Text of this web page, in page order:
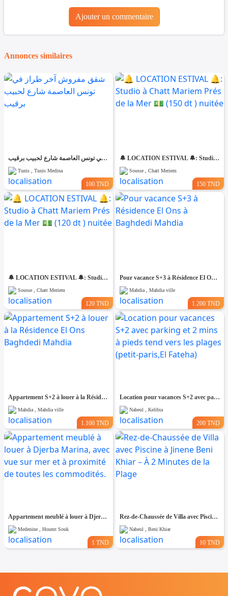
Ajouter un commentaire
Annonces similaires
شقق مفروش آخر طراز في تونس العاصمة شارع لحبيب برقيب
Tunis , Tunis Medina
100 TND
🔔 LOCATION ESTIVAL 🔔: Studio à Chatt Mariem Prés de la Mer 💵 (150 dt ) nuitée
Sousse , Chatt Meriem
150 TND
🔔 LOCATION ESTIVAL 🔔: Studio à Chatt Mariem Prés de la Mer 💵 (120 dt ) nuitée
Sousse , Chatt Meriem
120 TND
Pour vacance S+3 à Résidence El Ons à Baghdedi Mahdia
Mahdia , Mahdia ville
1.200 TND
Appartement S+2 à louer à la Résidence El Ons Baghdedi Mahdia
Mahdia , Mahdia ville
1.100 TND
Location pour vacances S+2 avec parking et 2 mins à pieds tend vers les plages (petit-paris,El Fateha)
Nabeul , Kelibia
200 TND
Appartement meublé à louer à Djerba Marina, avec vue sur mer et à proximité de toutes les commodités.
Medenine , Houmt Souk
1 TND
Rez-de-Chaussée de Villa avec Piscine à Jinene Beni Khiar – À 2 Minutes de la Plage
Nabeul , Beni Khiar
10 TND